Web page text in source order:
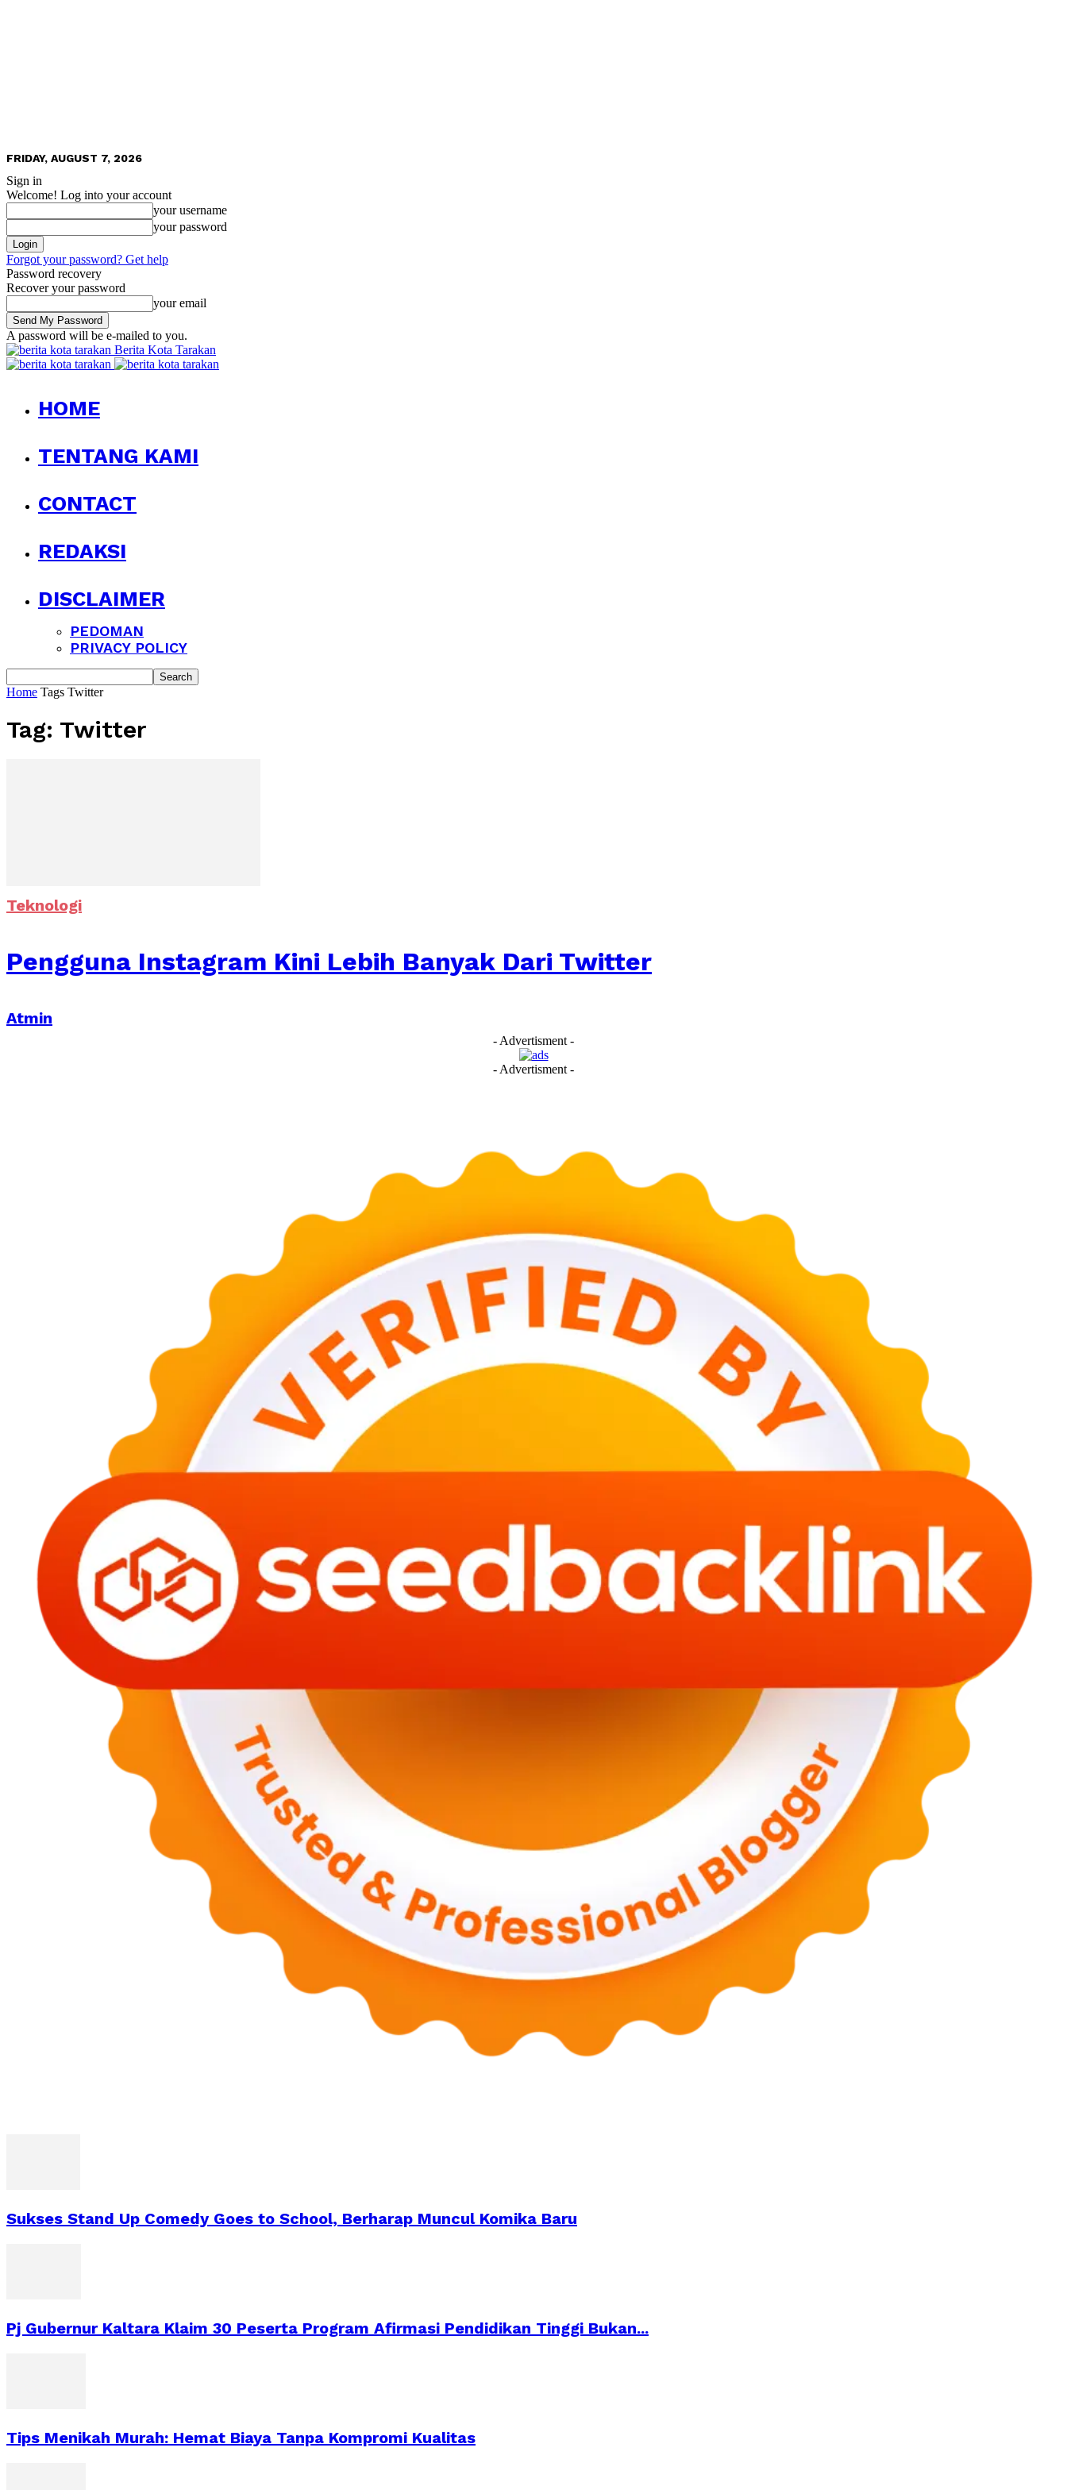
FRIDAY, AUGUST 7, 2026
Sign in
Welcome! Log into your account
your username
your password
Forgot your password? Get help
Password recovery
Recover your password
your email
A password will be e-mailed to you.
Berita Kota Tarakan
HOME
TENTANG KAMI
CONTACT
REDAKSI
DISCLAIMER
PEDOMAN
PRIVACY POLICY
Home Tags Twitter
Tag: Twitter
Teknologi
Pengguna Instagram Kini Lebih Banyak Dari Twitter
Atmin
- Advertisment -
- Advertisment -
Sukses Stand Up Comedy Goes to School, Berharap Muncul Komika Baru
Pj Gubernur Kaltara Klaim 30 Peserta Program Afirmasi Pendidikan Tinggi Bukan...
Tips Menikah Murah: Hemat Biaya Tanpa Kompromi Kualitas